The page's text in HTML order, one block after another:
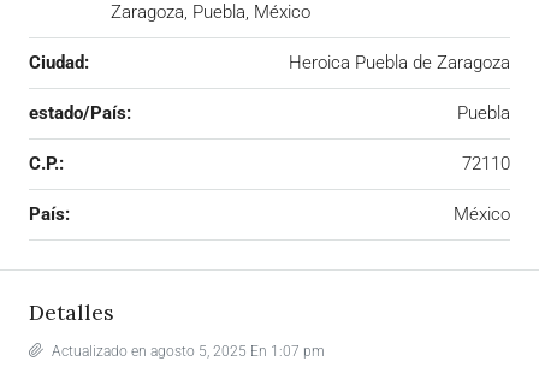
Zaragoza, Puebla, México
Ciudad: Heroica Puebla de Zaragoza
estado/País: Puebla
C.P.: 72110
País: México
Detalles
Actualizado en agosto 5, 2025 En 1:07 pm